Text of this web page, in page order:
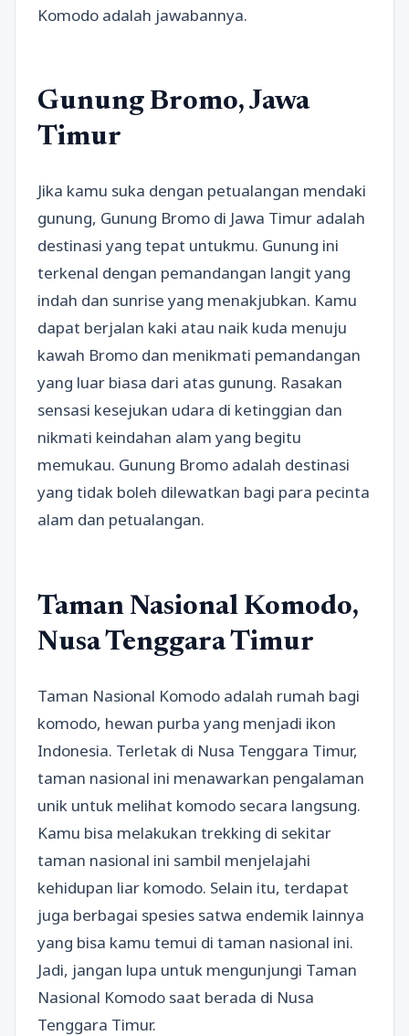
Komodo adalah jawabannya.
Gunung Bromo, Jawa
Timur
Jika kamu suka dengan petualangan mendaki
gunung, Gunung Bromo di Jawa Timur adalah
destinasi yang tepat untukmu. Gunung ini
terkenal dengan pemandangan langit yang
indah dan sunrise yang menakjubkan. Kamu
dapat berjalan kaki atau naik kuda menuju
kawah Bromo dan menikmati pemandangan
yang luar biasa dari atas gunung. Rasakan
sensasi kesejukan udara di ketinggian dan
nikmati keindahan alam yang begitu
memukau. Gunung Bromo adalah destinasi
yang tidak boleh dilewatkan bagi para pecinta
alam dan petualangan.
Taman Nasional Komodo,
Nusa Tenggara Timur
Taman Nasional Komodo adalah rumah bagi
komodo, hewan purba yang menjadi ikon
Indonesia. Terletak di Nusa Tenggara Timur,
taman nasional ini menawarkan pengalaman
unik untuk melihat komodo secara langsung.
Kamu bisa melakukan trekking di sekitar
taman nasional ini sambil menjelajahi
kehidupan liar komodo. Selain itu, terdapat
juga berbagai spesies satwa endemik lainnya
yang bisa kamu temui di taman nasional ini.
Jadi, jangan lupa untuk mengunjungi Taman
Nasional Komodo saat berada di Nusa
Tenggara Timur.